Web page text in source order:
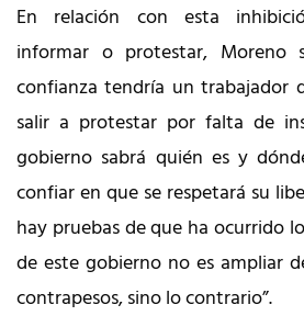
En relación con esta
informar o protestar, Moreno
confianza tendría un trabajador
salir a protestar por falta de
gobierno sabrá quién es y
confiar en que se respetará su
hay pruebas de que ha ocurrido
de este gobierno no es ampliar
contrapesos, sino lo contrario”.